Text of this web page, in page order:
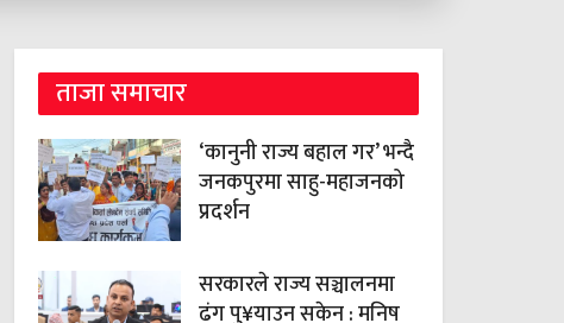
ताजा समाचार
‘कानुनी राज्य बहाल गर’ भन्दै
जनकपुरमा साहु-महाजनको
प्रदर्शन
सरकारले राज्य सञ्चालनमा
ढंग पु¥याउन सकेन : मनिष